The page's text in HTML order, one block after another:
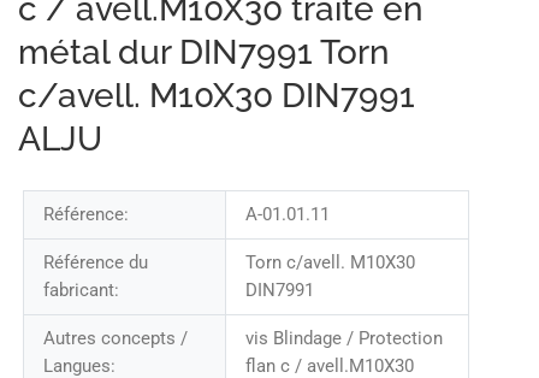
c / avell.M10X30 traité en
métal dur DIN7991 Torn
c/avell. M10X30 DIN7991
ALJU
Référence: A-01.01.11
Référence du
fabricant:
Torn c/avell. M10X30
DIN7991
Autres concepts /
Langues:
vis Blindage / Protection
flan c / avell.M10X30